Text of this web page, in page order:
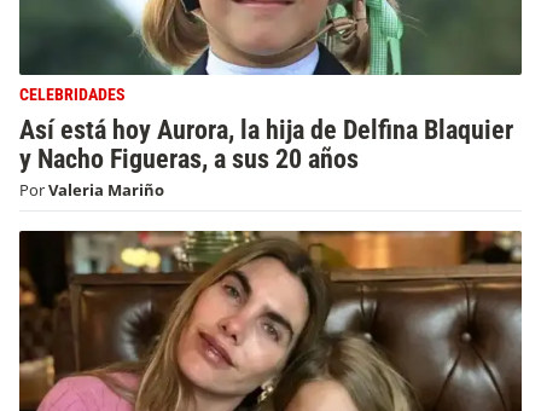
CELEBRIDADES
Así está hoy Aurora, la hija de Delfina Blaquier
y Nacho Figueras, a sus 20 años
PorValeria Mariño